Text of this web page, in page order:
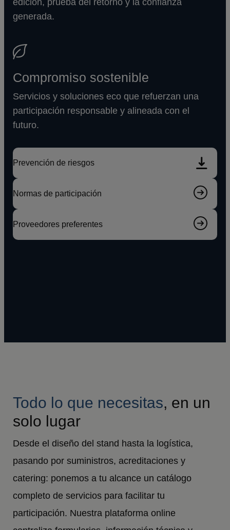
edición, prueba del retorno y la confianza
generada.
Compromiso sostenible
Servicios y soluciones eco que refuerzan una
participación responsable y alineada con el
futuro.
Prevención de riesgos
Normas de participación
Proveedores preferentes
Todo lo que necesitas, en un
solo lugar
Desde el diseño del stand hasta la logística,
pasando por suministros, acreditaciones y
catering: ponemos a tu alcance un catálogo
completo de servicios para facilitar tu
participación. Nuestra plataforma online